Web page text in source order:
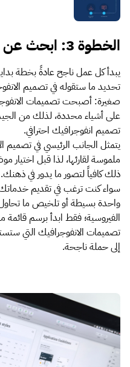
الخطوة 3: ابحث عن موضوع
يبدأ كل عمل ناجح عادةً بخطة
تحديد ما ستقوله في تصميم
صغيرة: أصبحت تصميمات
على أشياء محددة، لذلك من الجيد
تصميم انفوجرافيك احترافي.
يتمثل الجانب الرئيسي في تصميم
ملموسة لقارئها، لذا قبل
ذلك كافياً لتصور ما يدور في ذهنك.
سواء كنت ترغب في تقديم
واحدة بسيطة أو تلخيص ما
الفيروسية؛ فقط ابدأ برسم
تصميمات الانفوجرافيك التي
إلى حملة ناجحة.